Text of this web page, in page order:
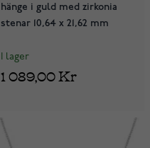
hänge i guld med zirkonia
stenar 10,64 x 21,62 mm
I lager
1 089,00 Kr